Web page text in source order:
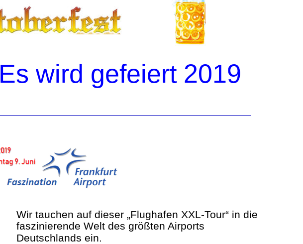
Wir tauchen auf dieser „Flughafen XXL-Tour“ in die
faszinierende Welt des größten Airports
Deutschlands ein.
Es wird gefeiert 2019